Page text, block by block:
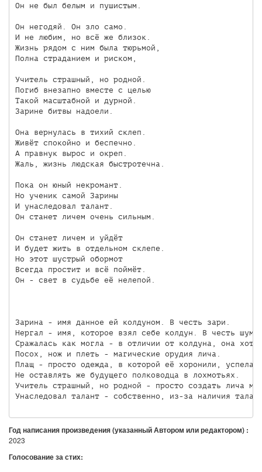
Он не был белым и пушистым.
Он негодяй. Он зло само.
И не любим, но всё же близок.
Жизнь рядом с ним была тюрьмой,
Полна страданием и риском,
Учитель страшный, но родной.
Погиб внезапно вместе с целью
Такой масштабной и дурной.
Зарине битвы надоели.
Она вернулась в тихий склеп.
Живёт спокойно и беспечно.
А правнук вырос и окреп.
Жаль, жизнь людская быстротечна.
Пока он юный некромант.
Но ученик самой Зарины
И унаследовал талант.
Он станет личем очень сильным.
Он станет личем и уйдёт
И будет жить в отдельном склепе.
Но этот шустрый обормот
Всегда простит и всё поймёт.
Он - свет в судьбе её нелепой.
Зарина - имя данное ей колдуном. В честь зари.
Нергал - имя, которое взял себе колдун. В честь
Сражалась как могла - в отличии от колдуна, она
Посох, нож и плеть - магические орудия лича.
Плащ - просто одежда, в которой её хоронили, успела
Не оставлять же будущего полководца в лохмотьях.
Учитель страшный, но родной - просто создать лича
Год написания произведения (указанный Автором или редактором) :
2023
Голосование за стих: